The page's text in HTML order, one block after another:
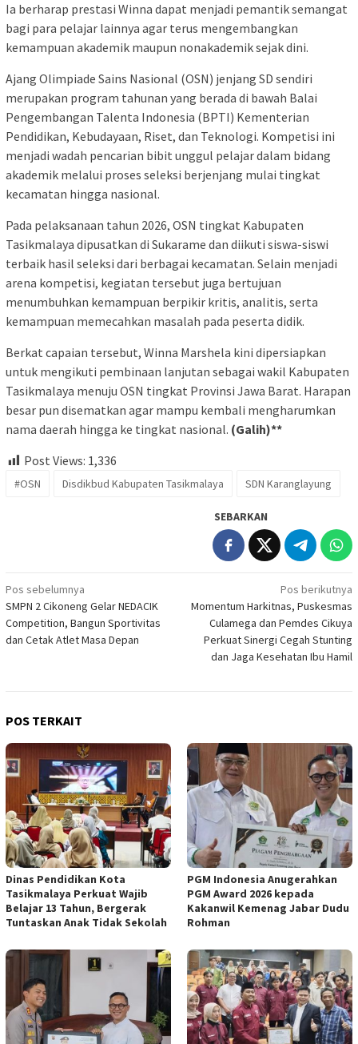
Ia berharap prestasi Winna dapat menjadi pemantik semangat
bagi para pelajar lainnya agar terus mengembangkan
kemampuan akademik maupun nonakademik sejak dini.
Ajang Olimpiade Sains Nasional (OSN) jenjang SD sendiri
merupakan program tahunan yang berada di bawah Balai
Pengembangan Talenta Indonesia (BPTI) Kementerian
Pendidikan, Kebudayaan, Riset, dan Teknologi. Kompetisi ini
menjadi wadah pencarian bibit unggul pelajar dalam bidang
akademik melalui proses seleksi berjenjang mulai tingkat
kecamatan hingga nasional.
Pada pelaksanaan tahun 2026, OSN tingkat Kabupaten
Tasikmalaya dipusatkan di Sukarame dan diikuti siswa-siswi
terbaik hasil seleksi dari berbagai kecamatan. Selain menjadi
arena kompetisi, kegiatan tersebut juga bertujuan
menumbuhkan kemampuan berpikir kritis, analitis, serta
kemampuan memecahkan masalah pada peserta didik.
Berkat capaian tersebut, Winna Marshela kini dipersiapkan
untuk mengikuti pembinaan lanjutan sebagai wakil Kabupaten
Tasikmalaya menuju OSN tingkat Provinsi Jawa Barat. Harapan
besar pun disematkan agar mampu kembali mengharumkan
nama daerah hingga ke tingkat nasional. (Galih)**
Post Views: 1,336
#OSN Disdikbud Kabupaten Tasikmalaya SDN Karanglayung
SEBARKAN
Navigasi
pos
Pos sebelumnya
SMPN 2 Cikoneng Gelar NEDACIK
Competition, Bangun Sportivitas
dan Cetak Atlet Masa Depan
Pos berikutnya
Momentum Harkitnas, Puskesmas
Culamega dan Pemdes Cikuya
Perkuat Sinergi Cegah Stunting
dan Jaga Kesehatan Ibu Hamil
POS TERKAIT
Dinas Pendidikan Kota
Tasikmalaya Perkuat Wajib
Belajar 13 Tahun, Bergerak
Tuntaskan Anak Tidak Sekolah
PGM Indonesia Anugerahkan
PGM Award 2026 kepada
Kakanwil Kemenag Jabar Dudu
Rohman